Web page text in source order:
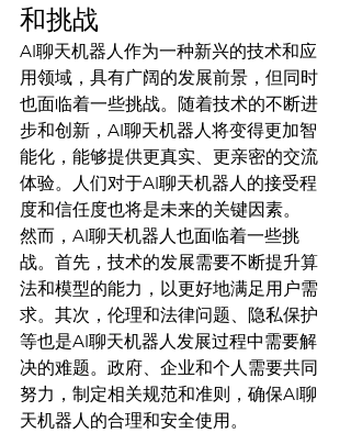
和挑战
AI聊天机器人作为一种新兴的技术和应
用领域，具有广阔的发展前景，但同时
也面临着一些挑战。随着技术的不断进
步和创新，AI聊天机器人将变得更加智
能化，能够提供更真实、更亲密的交流
体验。人们对于AI聊天机器人的接受程
度和信任度也将是未来的关键因素。
然而，AI聊天机器人也面临着一些挑
战。首先，技术的发展需要不断提升算
法和模型的能力，以更好地满足用户需
求。其次，伦理和法律问题、隐私保护
等也是AI聊天机器人发展过程中需要解
决的难题。政府、企业和个人需要共同
努力，制定相关规范和准则，确保AI聊
天机器人的合理和安全使用。